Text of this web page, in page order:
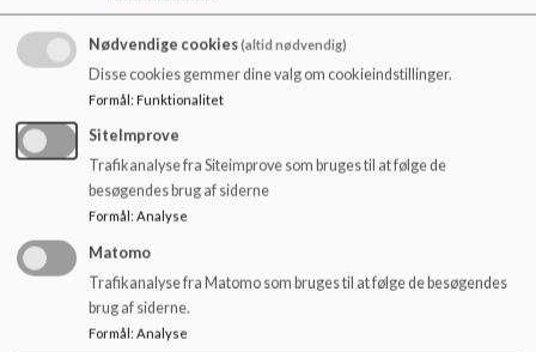
På dette grundlag vil vi:
være en rummelig skole og SFO med trygge og forudsigelige
rammer
skabe varierede undervisningsmiljøer, der giver
læringsmuligheder for alle, så den enkelte elev samlet opnår
mest mulig livsmestring
arbejde for, at eleverne ud fra egne unikke forudsætninger,
viser hensyn til og respekt for andre; og får mulighed for at
danne og vedligeholde venskaber
arbejde for, at bevægelse og sundhed bliver en naturlig del af
livet
Nødvendige cookies(altid nødvendig)
Disse cookies gemmer dine valg om cookieindstillinger.
Formål: Funktionalitet
SiteImprove
Trafikanalyse fra Siteimprove som bruges til at følge de
besøgendes brug af siderne
Formål : Analyse
Matomo
Trafikanalyse fra Matomo som bruges til at følge de besøgendes
brug af siderne.
Formål: Analyse